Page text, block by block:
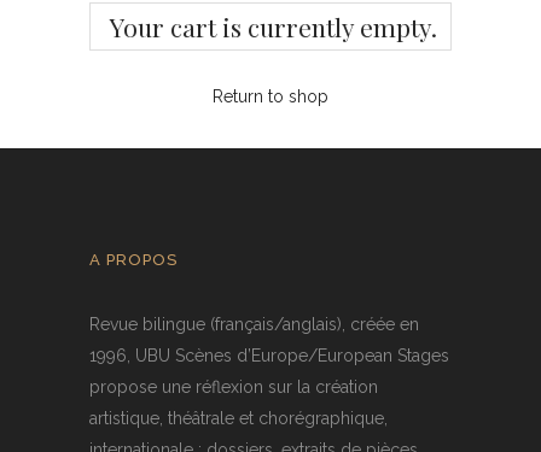
Your cart is currently empty.
Return to shop
A PROPOS
Revue bilingue (français/anglais), créée en
1996, UBU Scènes d’Europe/European Stages
propose une réflexion sur la création
artistique, théâtrale et chorégraphique,